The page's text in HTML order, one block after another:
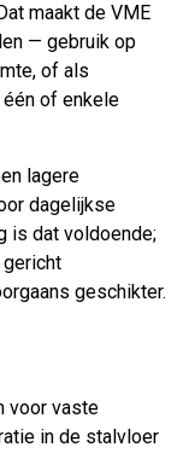
maakt de VME
— gebruik op
of als
of enkele
lagere
dagelijkse
is dat voldoende;
geschikter.
voor vaste
in de stalvloer